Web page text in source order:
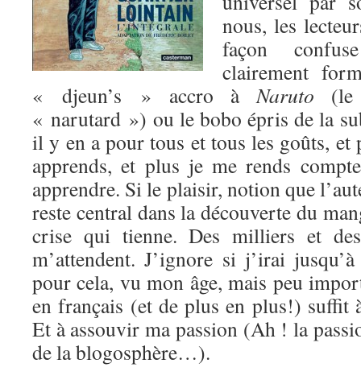
nous, les
façon
clairement
« djeun’s » accro àNaruto (le
« narutard ») ou le bobo épris de la
il y en a pour tous et tous les goûts, et
apprends, et plus je me rends
apprendre. Si le plaisir, notion que
reste central dans la découverte du
crise qui tienne. Des milliers et
m’attendent. J’ignore si j’irai
pour cela, vu mon âge, mais peu
en français (et de plus en plus!) suffit
Et à assouvir ma passion (Ah ! la
de la blogosphère…).